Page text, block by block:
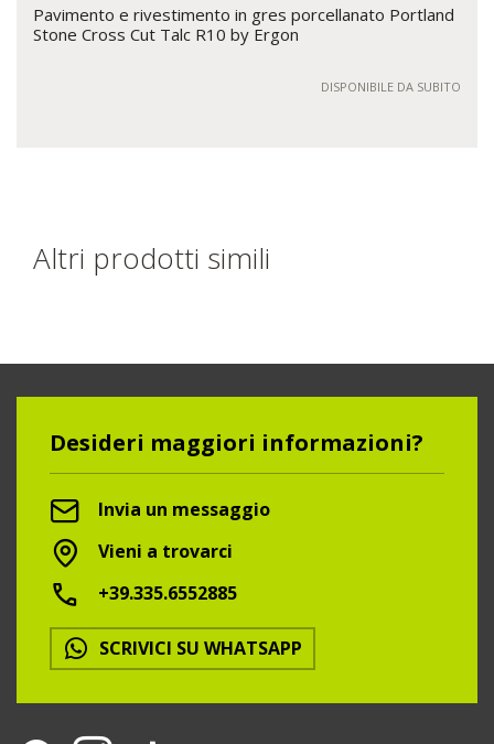
Pavimento e rivestimento in gres porcellanato Portland
Stone Cross Cut Talc R10 by Ergon
DISPONIBILE DA SUBITO
Altri prodotti simili
Desideri maggiori informazioni?
Invia un messaggio
Vieni a trovarci
+39.335.6552885
SCRIVICI SU WHATSAPP